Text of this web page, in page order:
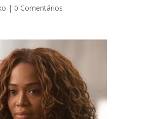
| 0 Comentários